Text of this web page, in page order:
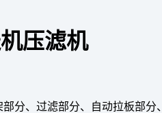
压滤机
分、过滤部分、自动拉板部